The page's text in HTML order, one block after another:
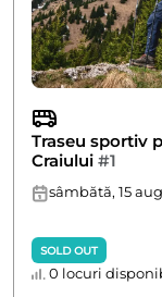
Traseu sportiv
Craiului #1
sâmbătă, 15
SOLD OUT
0 locuri